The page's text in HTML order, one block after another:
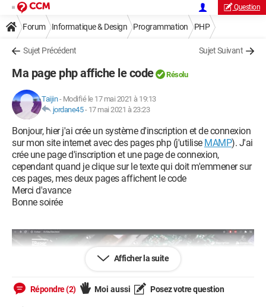
Question
Forum Informatique & Design Programmation PHP
Sujet Précédent Sujet Suivant
Ma page php affiche le code Résolu
Taijin- Modifié le 17 mai 2021 à 19:13
jordane45- 17 mai 2021 à 23:23
Bonjour, hier j'ai crée un système d'inscription et de connexion
sur mon site internet avec des pages php (j'utilise MAMP). J'ai
crée une page d'inscription et une page de connexion,
cependant quand je clique sur le texte qui doit m'emmener sur
ces pages, mes deux pages affichent le code
Merci d'avance
Bonne soirée
Afficher la suite
Répondre (2) Moi aussi Posez votre question